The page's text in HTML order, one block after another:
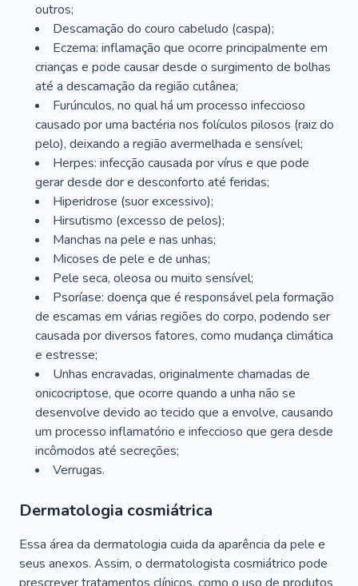
outros;
Descamação do couro cabeludo (caspa);
Eczema: inflamação que ocorre principalmente em
crianças e pode causar desde o surgimento de bolhas
até a descamação da região cutânea;
Furúnculos, no qual há um processo infeccioso
causado por uma bactéria nos folículos pilosos (raiz do
pelo), deixando a região avermelhada e sensível;
Herpes: infecção causada por vírus e que pode
gerar desde dor e desconforto até feridas;
Hiperidrose (suor excessivo);
Hirsutismo (excesso de pelos);
Manchas na pele e nas unhas;
Micoses de pele e de unhas;
Pele seca, oleosa ou muito sensível;
Psoríase: doença que é responsável pela formação
de escamas em várias regiões do corpo, podendo ser
causada por diversos fatores, como mudança climática
e estresse;
Unhas encravadas, originalmente chamadas de
onicocriptose, que ocorre quando a unha não se
desenvolve devido ao tecido que a envolve, causando
um processo inflamatório e infeccioso que gera desde
incômodos até secreções;
Verrugas.
Dermatologia cosmiátrica
Essa área da dermatologia cuida da aparência da pele e
seus anexos. Assim, o dermatologista cosmiátrico pode